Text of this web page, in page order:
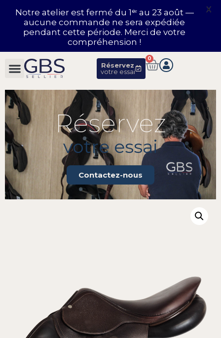
Réservez
votre essai
0
Réservez
votre essai
Contactez-nous
Notre atelier est fermé du 1ᵉʳ au 23 août —
aucune commande ne sera expédiée
pendant cette période. Merci de votre
compréhension !
X